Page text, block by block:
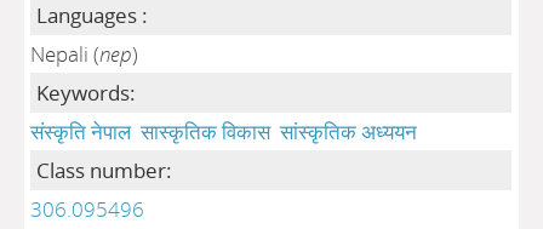
Languages :
Nepali (nep)
Keywords:
संस्कृति नेपाल सास्कृतिक विकास सांस्कृतिक अध्ययन
Class number:
306.095496